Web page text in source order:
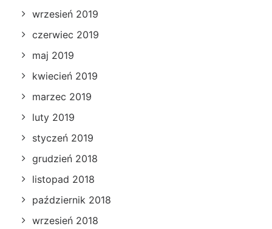
wrzesień 2019
czerwiec 2019
maj 2019
kwiecień 2019
marzec 2019
luty 2019
styczeń 2019
grudzień 2018
listopad 2018
październik 2018
wrzesień 2018